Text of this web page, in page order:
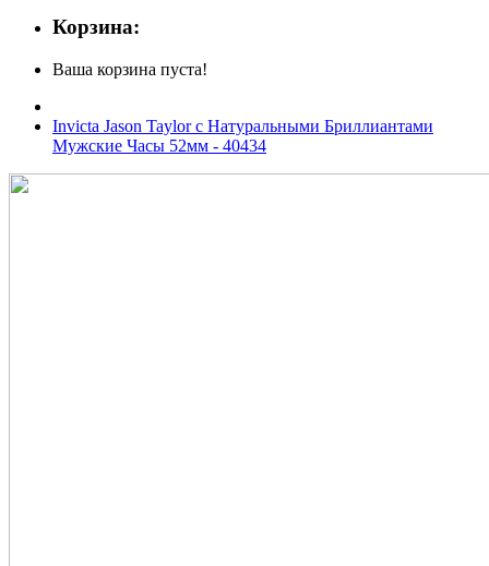
Корзина:
Ваша корзина пуста!
Invicta Jason Taylor с Натуральными Бриллиантами
Мужские Часы 52мм - 40434